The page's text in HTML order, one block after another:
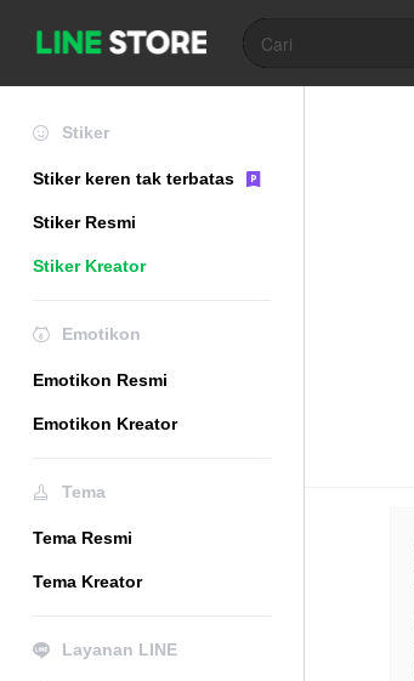
Stiker
Stiker keren tak terbatas
Stiker Resmi
Stiker Kreator
Emotikon
Emotikon Resmi
Emotikon Kreator
Tema
Tema Resmi
Tema Kreator
Layanan LINE